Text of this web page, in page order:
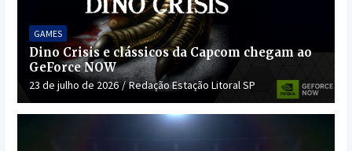
GAMES
Dino Crisis e clássicos da Capcom chegam ao
GeForce NOW
23 de julho de 2026 Redação Estação Litoral SP